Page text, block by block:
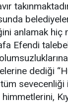
anlamak hiç
Efendi
dediği
tüm